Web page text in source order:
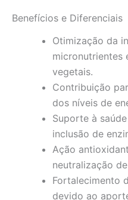
Benefícios e Diferenciais
Otimização da
micronutrientes
vegetais.
Contribuição
dos níveis de
Suporte à
inclusão de
Ação
neutralização
Fortalecimento
devido ao